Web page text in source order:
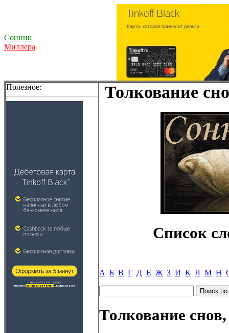
Сонник
Миллера
Полезное: Толкование
Список
А Б В Г Д Е Ж З И К Л М Н
Толкование